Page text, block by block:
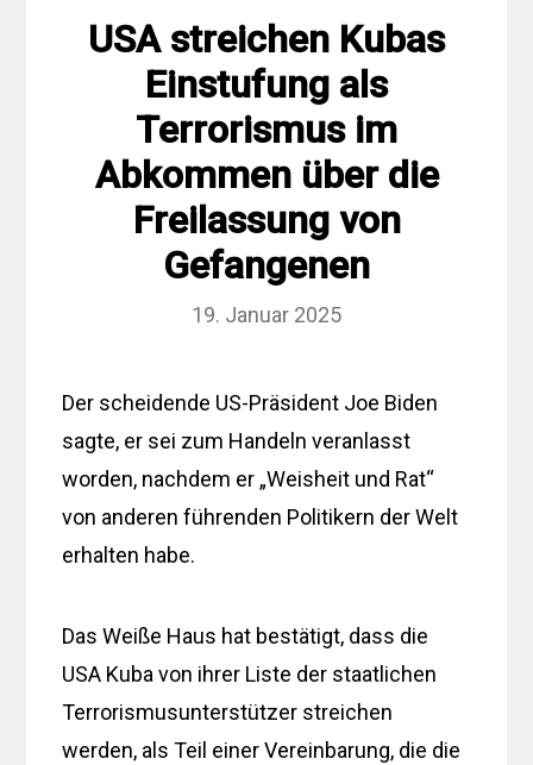
USA streichen Kubas
Einstufung als
Terrorismus im
Abkommen über die
Freilassung von
Gefangenen
19. Januar 2025
Der scheidende US-Präsident Joe Biden
sagte, er sei zum Handeln veranlasst
worden, nachdem er „Weisheit und Rat“
von anderen führenden Politikern der Welt
erhalten habe.
Das Weiße Haus hat bestätigt, dass die
USA Kuba von ihrer Liste der staatlichen
Terrorismusunterstützer streichen
werden, als Teil einer Vereinbarung, die die